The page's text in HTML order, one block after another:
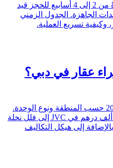
شراء العقار في دبي يستغرق عادةً من 2 إلى 4 أسابيع للحجز قيد
10 أسابيع للوحدات الجاهزة. الجدول الزمني
وكيفية تسريع العملية.
عقار في دبي؟
نقاط الدخول لعقارات دبي في 2026 حسب المنطقة ونوع الوحدة.
من الاستوديوهات التمهيدية بـ 600 ألف درهم في JVC إلى فلل نخلة
درهم. بالإضافة إلى هيكل التكاليف